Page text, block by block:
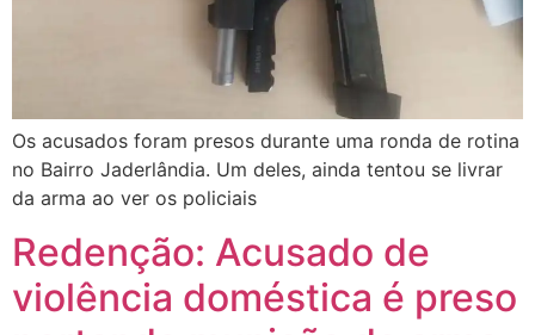
Os acusados foram presos durante uma ronda de rotina
no Bairro Jaderlândia. Um deles, ainda tentou se livrar
da arma ao ver os policiais
Redenção: Acusado de
violência doméstica é preso